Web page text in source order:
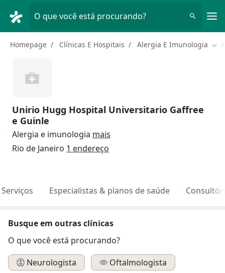
O que você está procurando?
Homepage Clínicas E Hospitais Alergia E Imunologia
Unirio Hugg Hospital Universitario Gaffree
e Guinle
Alergia e imunologia mais
Rio de Janeiro 1 endereço
Serviços Especialistas & planos de saúde
Busque em outras clínicas
O que você está procurando?
Neurologista
Oftalmologista